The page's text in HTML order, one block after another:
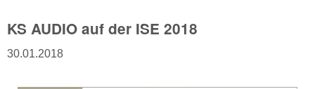
KS AUDIO auf der ISE 2018
30.01.2018